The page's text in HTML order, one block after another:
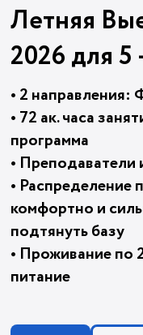
Летняя
2026 для 5
• 2
• 72 ак. часа
программа
•
•
комфортно и
подтянуть базу
• Проживание по
питание